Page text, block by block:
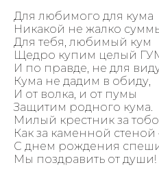
Для любимого для кума
Никакой не жалко
Для тебя, любимый кум
Щедро купим целый
И по правде, не для
Кума не дадим в обиду,
И от волка, и от пумы
Защитим родного кума.
Милый крестник за
Как за каменной
С днем рождения
Мы поздравить от души!